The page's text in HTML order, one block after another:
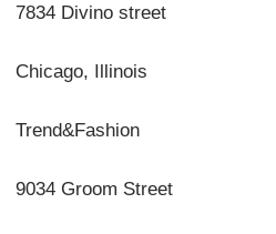
7834 Divino street
Chicago, Illinois
Trend&Fashion
9034 Groom Street